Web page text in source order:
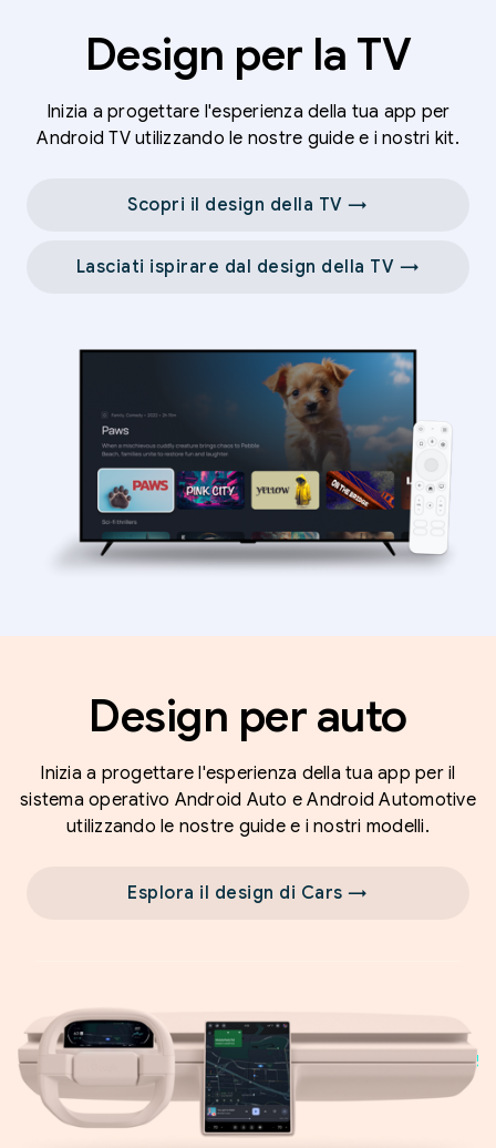
Design per la TV
Inizia a progettare l'esperienza della tua app per
Android TV utilizzando le nostre guide e i nostri kit.
Scopri il design della TV →
Lasciati ispirare dal design della TV →
Design per auto
Inizia a progettare l'esperienza della tua app per il
sistema operativo Android Auto e Android Automotive
utilizzando le nostre guide e i nostri modelli.
Esplora il design di Cars →